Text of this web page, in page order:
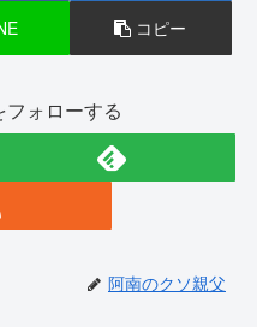
コピー
ォローする
阿南のクソ親父